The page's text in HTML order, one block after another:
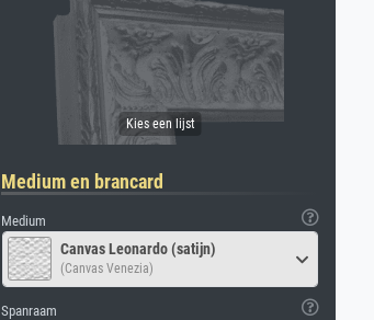
Medium en brancard
Medium
Canvas Leonardo (satijn)
(Canvas Venezia)
Spanraam